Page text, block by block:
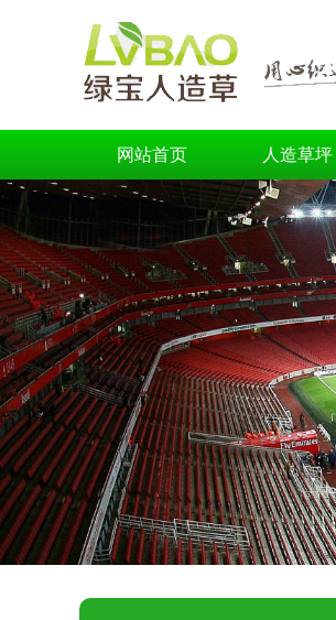
网站首页 人造草坪